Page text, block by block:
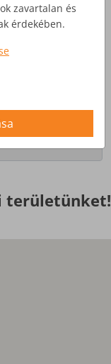
területünket!
zavartalan és
érdekében.